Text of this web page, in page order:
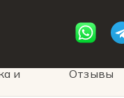
и Отзывы